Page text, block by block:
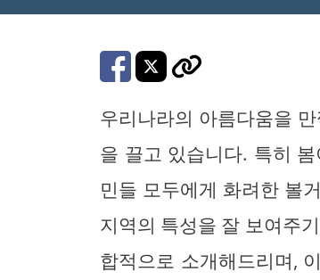
우리나라의 아름다움을
을 끌고 있습니다. 특히
민들 모두에게 화려한 볼
지역의 특성을 잘 보여주
합적으로 소개해드리며,